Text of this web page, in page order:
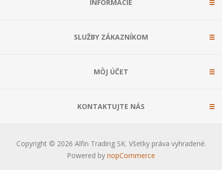
INFORMÁCIE
SLUŽBY ZÁKAZNÍKOM
MÔJ ÚČET
KONTAKTUJTE NÁS
Copyright © 2026 Alfin Trading SK. Všetky práva vyhradené.
Powered by nopCommerce